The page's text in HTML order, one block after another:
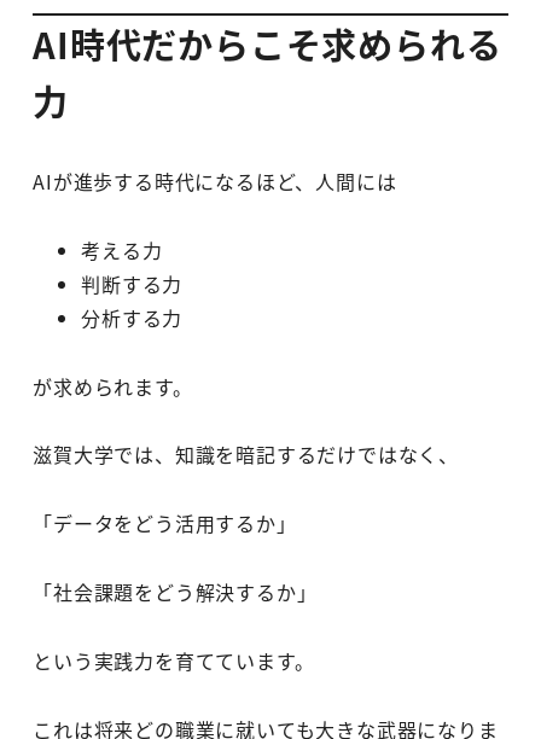
AI時代だからこそ求められる
力
AIが進歩する時代になるほど、人間には
考える力
判断する力
分析する力
が求められます。
滋賀大学では、知識を暗記するだけではなく、
「データをどう活用するか」
「社会課題をどう解決するか」
という実践力を育てています。
これは将来どの職業に就いても大きな武器になりま